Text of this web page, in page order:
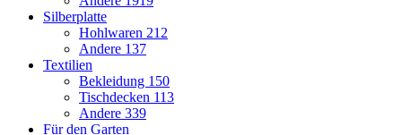
Silberplatte
Hohlwaren 212
Andere 137
Textilien
Bekleidung 150
Tischdecken 113
Andere 339
Für den Garten